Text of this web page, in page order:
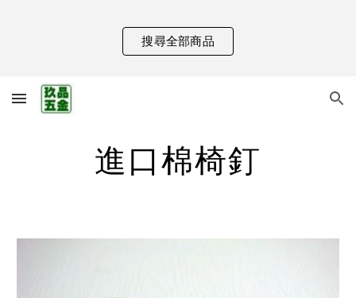
Skip to main content
搜尋全部商品
進口棉椅釘